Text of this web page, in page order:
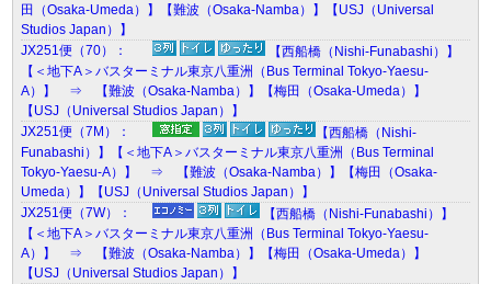
田（Osaka-Umeda）】【難波（Osaka-Namba）】【USJ（Universal
Studios Japan）】
JX251便（70）：
【西船橋（Nishi-Funabashi）】
【＜地下A＞バスターミナル東京八重洲（Bus Terminal Tokyo-Yaesu-
A）】 ⇒ 【難波（Osaka-Namba）】【梅田（Osaka-Umeda）】
【USJ（Universal Studios Japan）】
JX251便（7M）：
【西船橋（Nishi-
Funabashi）】【＜地下A＞バスターミナル東京八重洲（Bus Terminal
Tokyo-Yaesu-A）】 ⇒ 【難波（Osaka-Namba）】【梅田（Osaka-
Umeda）】【USJ（Universal Studios Japan）】
JX251便（7W）：
【西船橋（Nishi-Funabashi）】
【＜地下A＞バスターミナル東京八重洲（Bus Terminal Tokyo-Yaesu-
A）】 ⇒ 【難波（Osaka-Namba）】【梅田（Osaka-Umeda）】
【USJ（Universal Studios Japan）】